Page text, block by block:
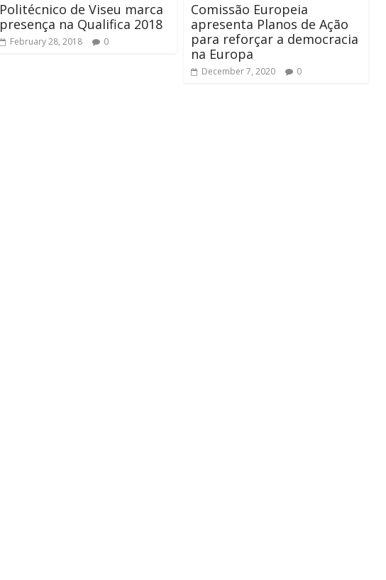
Politécnico de Viseu marca
presença na Qualifica 2018
February 28, 2018 0
Comissão Europeia
apresenta Planos de Ação
para reforçar a democracia
na Europa
December 7, 2020 0